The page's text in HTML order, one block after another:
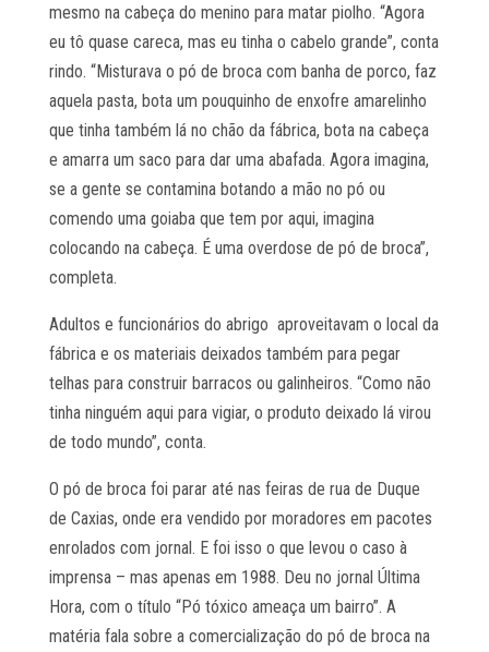
mesmo na cabeça do menino para matar piolho. “Agora
eu tô quase careca, mas eu tinha o cabelo grande”, conta
rindo. “Misturava o pó de broca com banha de porco, faz
aquela pasta, bota um pouquinho de enxofre amarelinho
que tinha também lá no chão da fábrica, bota na cabeça
e amarra um saco para dar uma abafada. Agora imagina,
se a gente se contamina botando a mão no pó ou
comendo uma goiaba que tem por aqui, imagina
colocando na cabeça. É uma overdose de pó de broca”,
completa.
Adultos e funcionários do abrigo aproveitavam o local da
fábrica e os materiais deixados também para pegar
telhas para construir barracos ou galinheiros. “Como não
tinha ninguém aqui para vigiar, o produto deixado lá virou
de todo mundo”, conta.
O pó de broca foi parar até nas feiras de rua de Duque
de Caxias, onde era vendido por moradores em pacotes
enrolados com jornal. E foi isso o que levou o caso à
imprensa – mas apenas em 1988. Deu no jornal Última
Hora, com o título “Pó tóxico ameaça um bairro”. A
matéria fala sobre a comercialização do pó de broca na